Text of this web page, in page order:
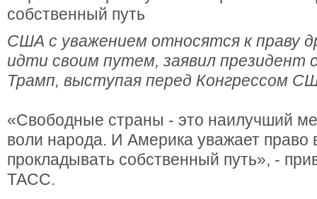
США с уважением относятся к праву
идти своим путем, заявил президент
Трамп, выступая перед Конгрессом
«Свободные страны - это наилучший
воли народа. И Америка уважает право
прокладывать собственный путь», -
ТАСС.